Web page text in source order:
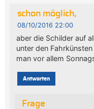
schon möglich,
08/10/2016 22:00
aber die Schilder auf
unter den
man vor allem
Antworten
Frage